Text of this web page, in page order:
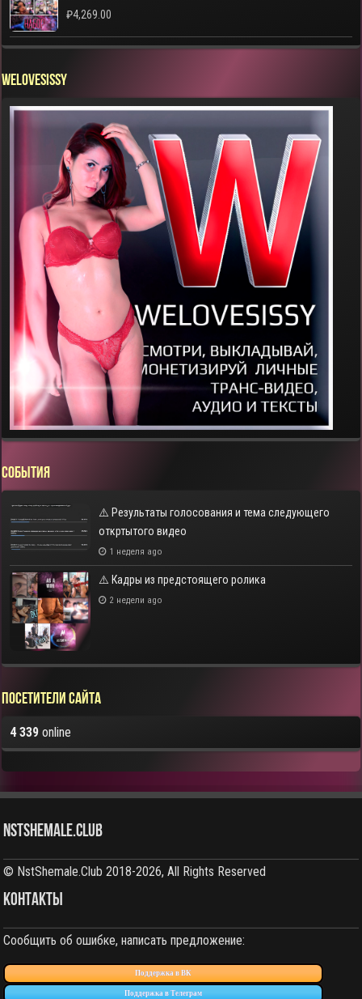
₽4,269.00
WELOVESISSY
СОБЫТИЯ
⚠️ Результаты голосования и тема следующего
откртытого видео
1 неделя ago
⚠️ Кадры из предстоящего ролика
2 недели ago
Посетители сайта
4 339 online
NstShemale.Club
© NstShemale.Club 2018-2026, All Rights Reserved
КОНТАКТЫ
Сообщить об ошибке, написать предложение:
Поддержка в ВК
Поддержка в Телеграм